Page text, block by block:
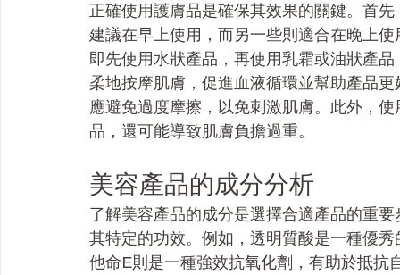
正確使用護膚品是確保其效果的關鍵。首
建議在早上使用，而另一些則適合在晚上
即先使用水狀產品，再使用乳霜或油狀產
柔地按摩肌膚，促進血液循環並幫助產品
應避免過度摩擦，以免刺激肌膚。此外，
品，還可能導致肌膚負擔過重。
美容產品的成分分析
了解美容產品的成分是選擇合適產品的重
其特定的功效。例如，透明質酸是一種優
他命E則是一種強效抗氧化劑，有助於抵抗